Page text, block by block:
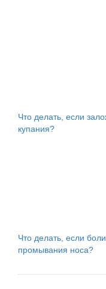
Что делать, если
купания?
Что делать, если
промывания носа?